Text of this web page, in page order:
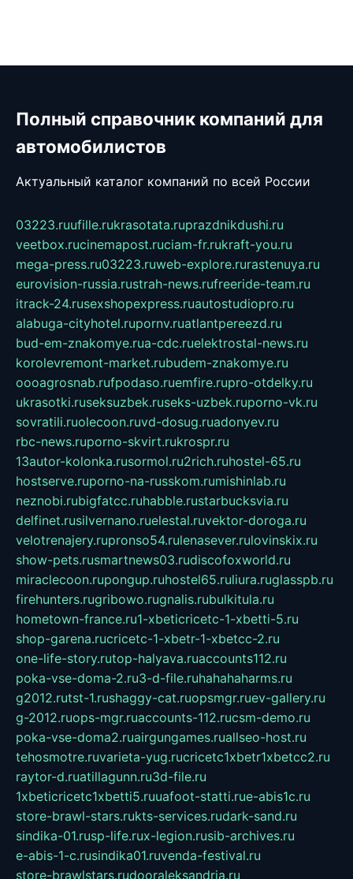
Полный справочник компаний для
автомобилистов
Актуальный каталог компаний по всей России
03223.ruufille.rukrasotata.ruprazdnikdushi.ru
veetbox.rucinemapost.ruciam-fr.rukraft-you.ru
mega-press.ru03223.ruweb-explore.rurastenuya.ru
eurovision-russia.rustrah-news.rufreeride-team.ru
itrack-24.rusexshopexpress.ruautostudiopro.ru
alabuga-cityhotel.rupornv.ruatlantpereezd.ru
bud-em-znakomye.rua-cdc.ruelektrostal-news.ru
korolevremont-market.rubudem-znakomye.ru
oooagrosnab.rufpodaso.ruemfire.rupro-otdelky.ru
ukrasotki.ruseksuzbek.ruseks-uzbek.ruporno-vk.ru
sovratili.ruolecoon.ruvd-dosug.ruadonyev.ru
rbc-news.ruporno-skvirt.rukrospr.ru
13autor-kolonka.rusormol.ru2rich.ruhostel-65.ru
hostserve.ruporno-na-russkom.rumishinlab.ru
neznobi.rubigfatcc.ruhabble.rustarbucksvia.ru
delfinet.rusilvernano.ruelestal.ruvektor-doroga.ru
velotrenajery.rupronso54.rulenasever.rulovinskix.ru
show-pets.rusmartnews03.rudiscofoxworld.ru
miraclecoon.rupongup.ruhostel65.ruliura.ruglasspb.ru
firehunters.rugribowo.rugnalis.rubulkitula.ru
hometown-france.ru1-xbeticricetc-1-xbetti-5.ru
shop-garena.rucricetc-1-xbetr-1-xbetcc-2.ru
one-life-story.rutop-halyava.ruaccounts112.ru
poka-vse-doma-2.ru3-d-file.ruhahahaharms.ru
g2012.rutst-1.rushaggy-cat.ruopsmgr.ruev-gallery.ru
g-2012.ruops-mgr.ruaccounts-112.rucsm-demo.ru
poka-vse-doma2.ruairgungames.ruallseo-host.ru
tehosmotre.ruvarieta-yug.rucricetc1xbetr1xbetcc2.ru
raytor-d.ruatillagunn.ru3d-file.ru
1xbeticricetc1xbetti5.ruuafoot-statti.rue-abis1c.ru
store-brawl-stars.rukts-services.rudark-sand.ru
sindika-01.rusp-life.rux-legion.rusib-archives.ru
e-abis-1-c.rusindika01.ruvenda-festival.ru
store-brawlstars.rudooraleksandria.ru